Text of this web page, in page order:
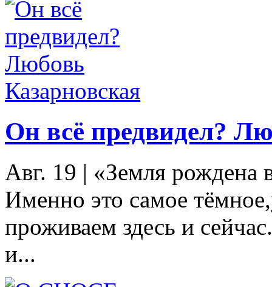
Он всё предвидел?
Авг. 19 | «Земля рождена
Именно это самое
проживаем здесь и
и...